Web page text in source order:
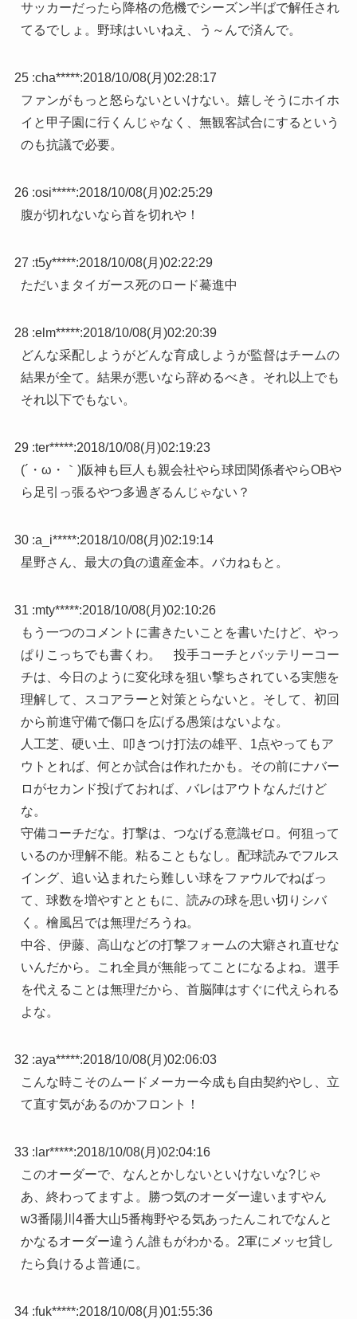
サッカーだったら降格の危機でシーズン半ばで解任され
てるでしょ。野球はいいねえ、う～んで済んで。
25 :cha*****:2018/10/08(月)02:28:17
ファンがもっと怒らないといけない。嬉しそうにホイホ
イと甲子園に行くんじゃなく、無観客試合にするという
のも抗議で必要。
26 :osi*****:2018/10/08(月)02:25:29
腹が切れないなら首を切れや！
27 :t5y*****:2018/10/08(月)02:22:29
ただいまタイガース死のロード驀進中
28 :elm*****:2018/10/08(月)02:20:39
どんな采配しようがどんな育成しようが監督はチームの
結果が全て。結果が悪いなら辞めるべき。それ以上でも
それ以下でもない。
29 :ter*****:2018/10/08(月)02:19:23
(´・ω・｀)阪神も巨人も親会社やら球団関係者やらOBや
ら足引っ張るやつ多過ぎるんじゃない？
30 :a_i*****:2018/10/08(月)02:19:14
星野さん、最大の負の遺産金本。バカねもと。
31 :mty*****:2018/10/08(月)02:10:26
もう一つのコメントに書きたいことを書いたけど、やっ
ぱりこっちでも書くわ。 投手コーチとバッテリーコー
チは、今日のように変化球を狙い撃ちされている実態を
理解して、スコアラーと対策とらないと。そして、初回
から前進守備で傷口を広げる愚策はないよな。
人工芝、硬い土、叩きつけ打法の雄平、1点やってもア
ウトとれば、何とか試合は作れたかも。その前にナバー
ロがセカンド投げておれば、バレはアウトなんだけど
な。
守備コーチだな。打撃は、つなげる意識ゼロ。何狙って
いるのか理解不能。粘ることもなし。配球読みでフルス
イング、追い込まれたら難しい球をファウルでねばっ
て、球数を増やすとともに、読みの球を思い切りシバ
く。檜風呂では無理だろうね。
中谷、伊藤、高山などの打撃フォームの大癖され直せな
いんだから。これ全員が無能ってことになるよね。選手
を代えることは無理だから、首脳陣はすぐに代えられる
よな。
32 :aya*****:2018/10/08(月)02:06:03
こんな時こそのムードメーカー今成も自由契約やし、立
て直す気があるのかフロント！
33 : lar*****:2018/10/08(月)02:04:16
このオーダーで、なんとかしないといけないな?じゃ
あ、終わってますよ。勝つ気のオーダー違いますやん
w3番陽川4番大山5番梅野やる気あったんこれでなんと
かなるオーダー違うん誰もがわかる。2軍にメッセ貸し
たら負けるよ普通に。
34 :fuk*****:2018/10/08(月)01:55:36